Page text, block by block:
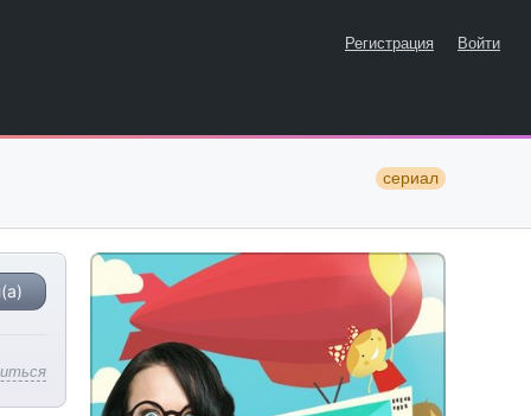
Регистрация Войти
сериал